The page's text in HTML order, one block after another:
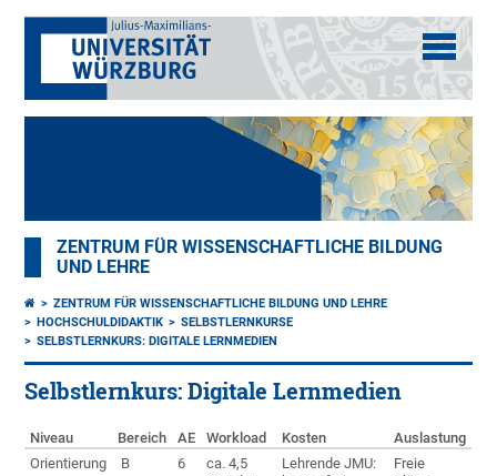
ZENTRUM FÜR WISSENSCHAFTLICHE BILDUNG
UND LEHRE
ZENTRUM FÜR WISSENSCHAFTLICHE BILDUNG UND LEHRE
HOCHSCHULDIDAKTIK
SELBSTLERNKURSE
SELBSTLERNKURS: DIGITALE LERNMEDIEN
Selbstlernkurs: Digitale Lernmedien
Niveau Bereich AE Workload Kosten
Auslastung
Orientierung
B 6
ca. 4,5
Lehrende JMU:
Freie